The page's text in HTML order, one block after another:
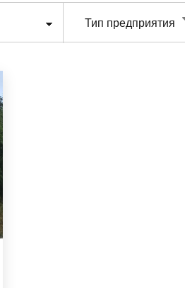
Тип предприятия